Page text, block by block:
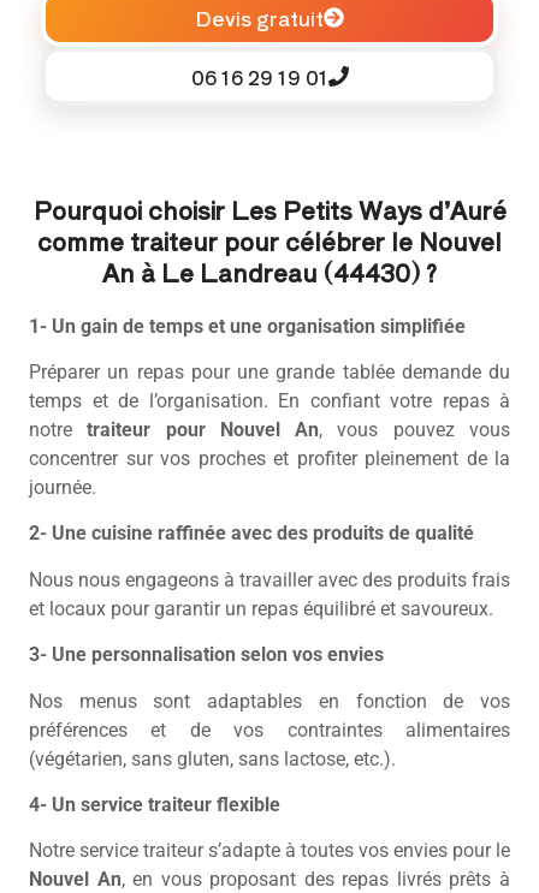
Devis gratuit
06 16 29 19 01
Pourquoi choisir Les Petits Ways d’Auré
comme traiteur pour célébrer le Nouvel
An à Le Landreau (44430) ?
1- Un gain de temps et une organisation simplifiée
Préparer un repas pour une grande tablée demande du
temps et de l’organisation. En confiant votre repas à
notretraiteur pour Nouvel An, vous pouvez vous
concentrer sur vos proches et profiter pleinement de la
journée.
2- Une cuisine raffinée avec des produits de qualité
Nous nous engageons à travailler avec des produits frais
et locaux pour garantir un repas équilibré et savoureux.
3- Une personnalisation selon vos envies
Nos menus sont adaptables en fonction de vos
préférences et de vos contraintes alimentaires
(végétarien, sans gluten, sans lactose, etc.).
4- Un service traiteur flexible
Notre service traiteur s’adapte à toutes vos envies pour le
Nouvel An, en vous proposant des repas livrés prêts à